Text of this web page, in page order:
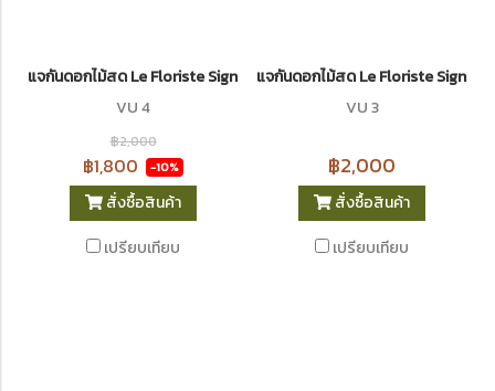
แจกันดอกไม้สด Le Floriste Signature Vases No. 4 (พรีเมียม)
VU 4
฿2,000
฿1,800 -10%
สั่งซื้อสินค้า
เปรียบเทียบ
แจกันดอกไม้สด Le Floriste
VU 3
฿2,000
สั่งซื้อสินค้า
เปรียบเทียบ